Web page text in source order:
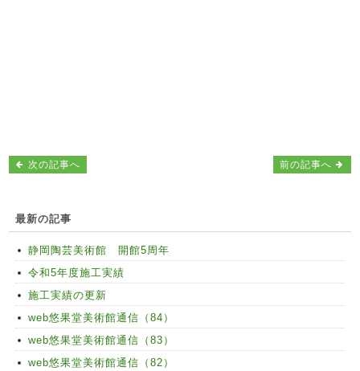
前の記事へ
次の記事へ
最新の記事
静岡陶芸美術館 開館5周年
令和5年度施工実績
施工実績の更新
web悠果堂美術館通信（84）
web悠果堂美術館通信（83）
web悠果堂美術館通信（82）